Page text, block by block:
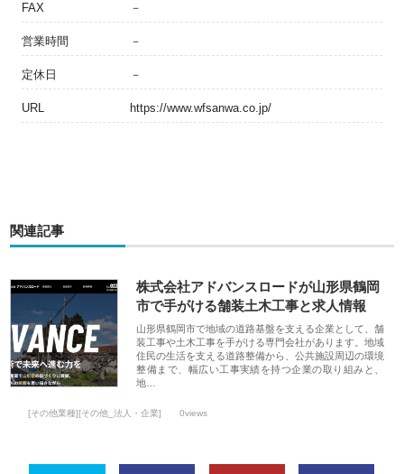
FAX －
営業時間 －
定休日 －
URL https://www.wfsanwa.co.jp/
関連記事
株式会社アドバンスロードが山形県鶴岡
市で手がける舗装土木工事と求人情報
山形県鶴岡市で地域の道路基盤を支える企業として、舗
装工事や土木工事を手がける専門会社があります。地域
住民の生活を支える道路整備から、公共施設周辺の環境
整備まで、幅広い工事実績を持つ企業の取り組みと、
地…
[その他業種][その他_法人・企業] 0views